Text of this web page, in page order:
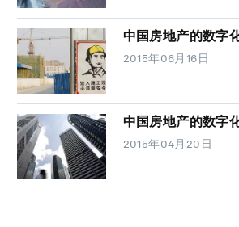
中国房地产的数字
2015年06月16日
中国房地产的数字
2015年04月20日